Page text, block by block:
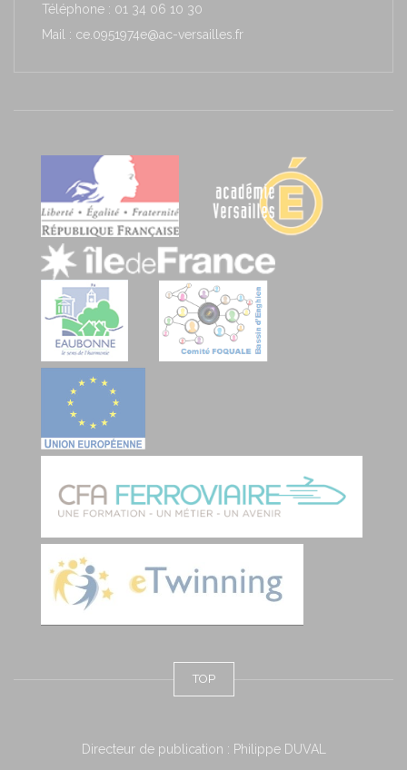
Téléphone : 01 34 06 10 30
Mail : ce.0951974e@ac-versailles.fr
TOP
Directeur de publication : Philippe DUVAL